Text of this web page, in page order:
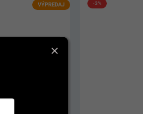
VÝPREDAJ -3%